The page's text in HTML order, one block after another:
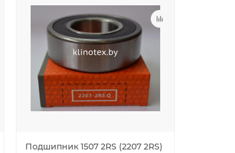
Подшипник 1507 2RS (2207 2RS)